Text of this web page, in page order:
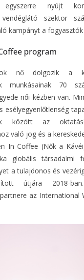
egyszerre nyújt
szektor
kampányt a fogyasztók
program
nő dolgozik a
munkásainak 70
női kézben van.
esélyegyenlőtlenség
az
való jog és a
In Coffee (Nők a
globális társadalmi
a tulajdonos és
útjára 2018-
az International